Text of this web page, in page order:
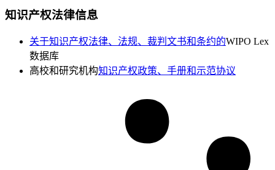
知识产权法律信息
关于知识产权法律、法规、裁判文书和条约的WIPO Lex
数据库
高校和研究机构知识产权政策、手册和示范协议